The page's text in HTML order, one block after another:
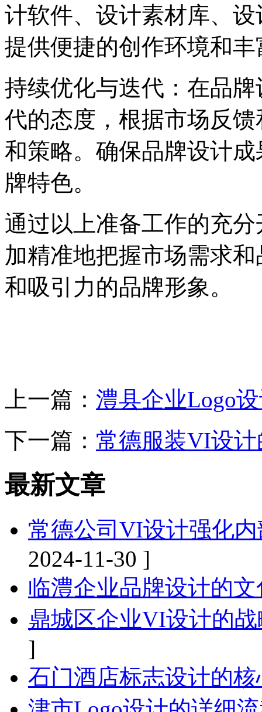
计软件、设计素材库、
提供便捷的创作环境和
持续优化与迭代‌：在品
代的态度，根据市场反
和策略。确保品牌设计
牌特色。
通过以上准备工作的充
加精准地把握市场需求
和吸引力的品牌形象。
上一篇： 澧县企业Logo
下一篇： 常德服装VI设
最新文章
常德公司VI设计强化
2024-11-30 ]
临澧企业品牌设计的
鼎城区企业VI设计的
]
石门酒店标志设计的